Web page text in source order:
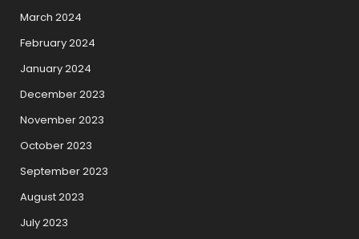
March 2024
February 2024
January 2024
December 2023
November 2023
October 2023
September 2023
August 2023
July 2023